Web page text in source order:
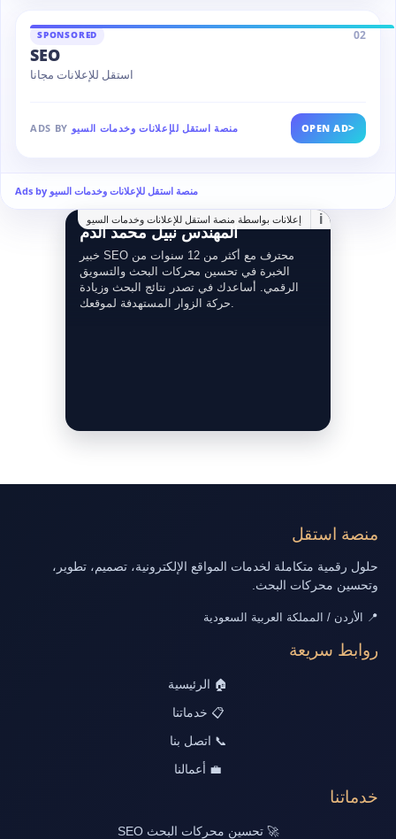
SPONSORED 02
SEO
استقل للإعلانات مجانا
ADS BY منصة استقل للإعلانات وخدمات السيو OPEN AD>
Ads by منصة استقل للإعلانات وخدمات السيو
إعلانات بواسطة منصة استقل للإعلانات وخدمات السيو i
المهندس نبيل محمد الدم
خبير SEO محترف مع أكثر من 12 سنوات من
الخبرة في تحسين محركات البحث والتسويق
الرقمي. أساعدك في تصدر نتائج البحث وزيادة
حركة الزوار المستهدفة لموقعك.
منصة استقل
حلول رقمية متكاملة لخدمات المواقع الإلكترونية، تصميم، تطوير،
وتحسين محركات البحث.
📍 الأردن / المملكة العربية السعودية
روابط سريعة
🏠 الرئيسية
📋 خدماتنا
📞 اتصل بنا
💼 أعمالنا
خدماتنا
🚀 تحسين محركات البحث SEO